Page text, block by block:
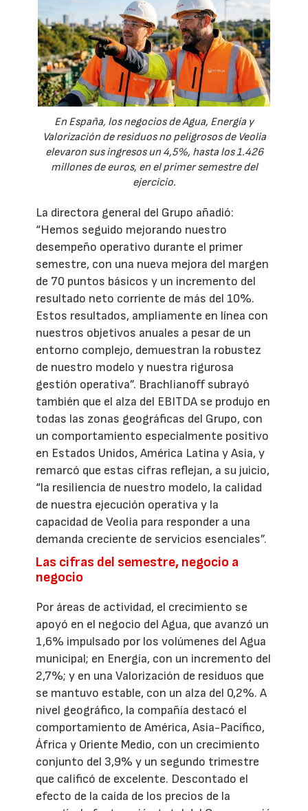
En España, los negocios de Agua, Energía y
Valorización de residuos no peligrosos de Veolia
elevaron sus ingresos un 4,5%, hasta los 1.426
millones de euros, en el primer semestre del
ejercicio.
La directora general del Grupo añadió:
“Hemos seguido mejorando nuestro
desempeño operativo durante el primer
semestre, con una nueva mejora del margen
de 70 puntos básicos y un incremento del
resultado neto corriente de más del 10%.
Estos resultados, ampliamente en línea con
nuestros objetivos anuales a pesar de un
entorno complejo, demuestran la robustez
de nuestro modelo y nuestra rigurosa
gestión operativa”. Brachlianoff subrayó
también que el alza del EBITDA se produjo en
todas las zonas geográficas del Grupo, con
un comportamiento especialmente positivo
en Estados Unidos, América Latina y Asia, y
remarcó que estas cifras reflejan, a su juicio,
“la resiliencia de nuestro modelo, la calidad
de nuestra ejecución operativa y la
capacidad de Veolia para responder a una
demanda creciente de servicios esenciales”.
Las cifras del semestre, negocio a
negocio
Por áreas de actividad, el crecimiento se
apoyó en el negocio del Agua, que avanzó un
1,6% impulsado por los volúmenes del Agua
municipal; en Energía, con un incremento del
2,7%; y en una Valorización de residuos que
se mantuvo estable, con un alza del 0,2%. A
nivel geográfico, la compañía destacó el
comportamiento de América, Asia-Pacífico,
África y Oriente Medio, con un crecimiento
conjunto del 3,9% y un segundo trimestre
que calificó de excelente. Descontado el
efecto de la caída de los precios de la